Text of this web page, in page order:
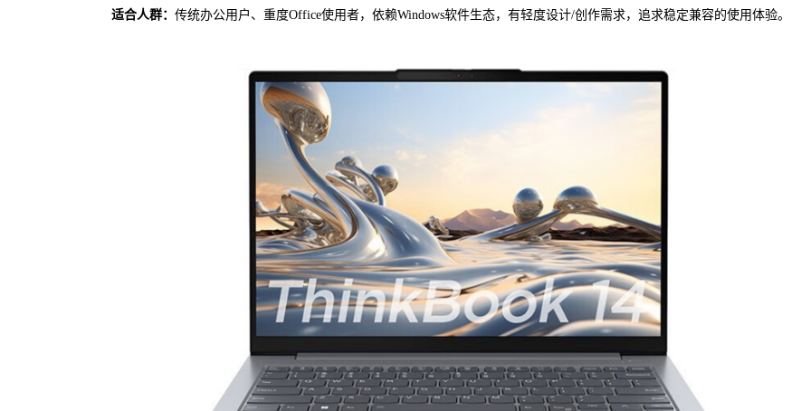
适合人群： 传统办公用户、重度Office使用者，依赖Windows软件生态，有轻度设计/创作需求，追求稳定兼容的使用体验。